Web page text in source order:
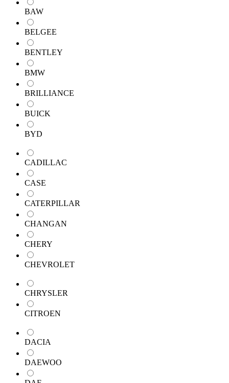
BAW
BELGEE
BENTLEY
BMW
BRILLIANCE
BUICK
BYD
CADILLAC
CASE
CATERPILLAR
CHANGAN
CHERY
CHEVROLET
CHRYSLER
CITROEN
DACIA
DAEWOO